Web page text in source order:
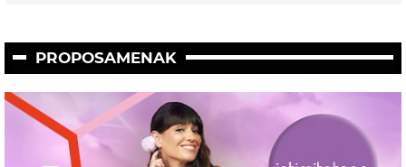
PROPOSAMENAK